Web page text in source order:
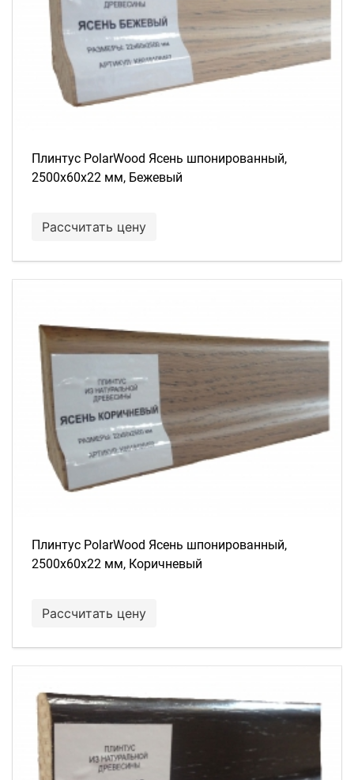
Плинтус PolarWood Ясень шпонированный,
2500х60х22 мм, Бежевый
Рассчитать цену
Плинтус PolarWood Ясень шпонированный,
2500х60х22 мм, Коричневый
Рассчитать цену